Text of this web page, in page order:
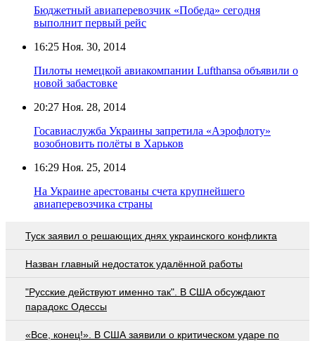
Бюджетный авиаперевозчик «Победа» сегодня
выполнит первый рейс
16:25 Ноя. 30, 2014
Пилоты немецкой авиакомпании Lufthansa объявили о
новой забастовке
20:27 Ноя. 28, 2014
Госавиаслужба Украины запретила «Аэрофлоту»
возобновить полёты в Харьков
16:29 Ноя. 25, 2014
На Украине арестованы счета крупнейшего
авиаперевозчика страны
Туск заявил о решающих днях украинского конфликта
Назван главный недостаток удалённой работы
"Русские действуют именно так". В США обсуждают
парадокс Одессы
«Все, конец!». В США заявили о критическом ударе по